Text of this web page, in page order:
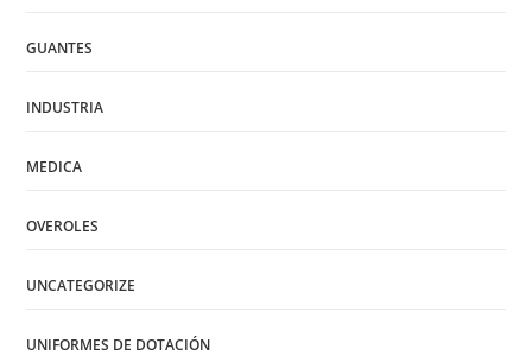
GUANTES
INDUSTRIA
MEDICA
OVEROLES
UNCATEGORIZE
UNIFORMES DE DOTACIÓN